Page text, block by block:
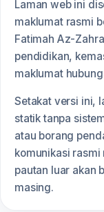
Laman web ini
maklumat rasmi
Fatimah Az-
pendidikan,
maklumat
Setakat versi ini,
statik tanpa
atau borang
komunikasi
pautan luar akan
masing.